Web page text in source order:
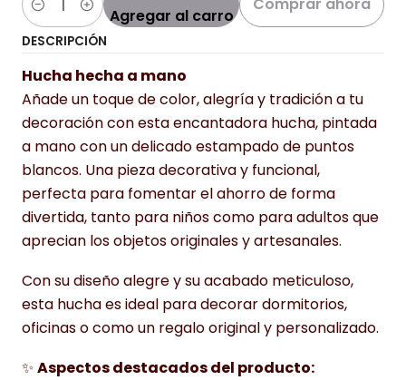
Cantidad Agregar al carro
DESCRIPCIÓN
Hucha hecha a mano
Añade un toque de color, alegría y tradición a tu
decoración con esta encantadora hucha, pintada
a mano con un delicado estampado de puntos
blancos. Una pieza decorativa y funcional,
perfecta para fomentar el ahorro de forma
divertida, tanto para niños como para adultos que
aprecian los objetos originales y artesanales.
Con su diseño alegre y su acabado meticuloso,
esta hucha es ideal para decorar dormitorios,
oficinas o como un regalo original y personalizado.
✨ Aspectos destacados del producto: